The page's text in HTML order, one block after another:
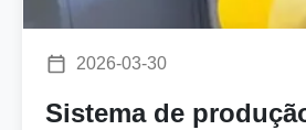
2026-03-30
Sistema de